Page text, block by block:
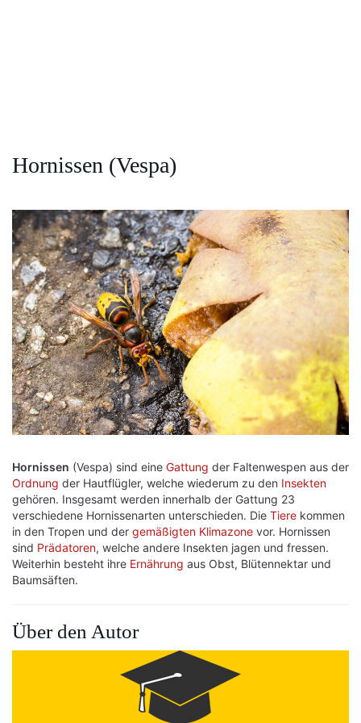
Hornissen (Vespa)
Hornissen (Vespa) sind eine Gattung der Faltenwespen aus der
Ordnung der Hautflügler, welche wiederum zu den Insekten
gehören. Insgesamt werden innerhalb der Gattung 23
verschiedene Hornissenarten unterschieden. Die Tiere kommen
in den Tropen und der gemäßigten Klimazone vor. Hornissen
sind Prädatoren, welche andere Insekten jagen und fressen.
Weiterhin besteht ihre Ernährung aus Obst, Blütennektar und
Baumsäften.
Über den Autor